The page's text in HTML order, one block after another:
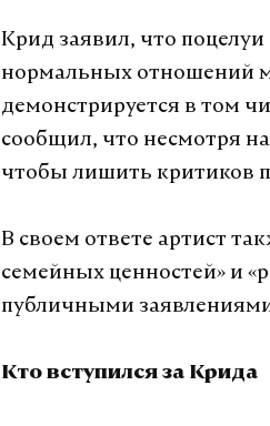
Крид заявил, что
нормальных отношений
демонстрируется в том
сообщил, что несмотря
чтобы лишить критиков
В своем ответе артист
семейных ценностей» и
публичными
Кто вступился за Крида